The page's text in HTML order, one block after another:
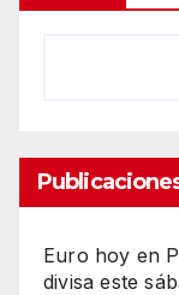
Euro hoy en
divisa este